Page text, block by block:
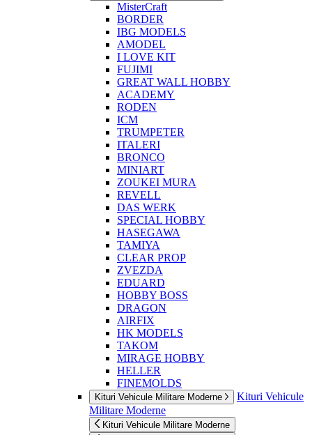
MisterCraft
BORDER
IBG MODELS
AMODEL
I LOVE KIT
FUJIMI
GREAT WALL HOBBY
ACADEMY
RODEN
ICM
TRUMPETER
ITALERI
BRONCO
MINIART
ZOUKEI MURA
REVELL
DAS WERK
SPECIAL HOBBY
HASEGAWA
TAMIYA
CLEAR PROP
ZVEZDA
EDUARD
HOBBY BOSS
DRAGON
AIRFIX
HK MODELS
TAKOM
MIRAGE HOBBY
HELLER
FINEMOLDS
Kituri Vehicule Militare Moderne
Kituri Vehicule
Militare Moderne
Kituri Vehicule Militare Moderne